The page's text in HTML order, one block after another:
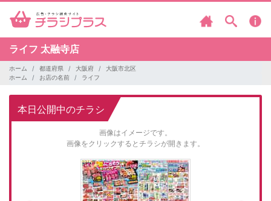
ライフ 太融寺店
ホーム 都道府県 大阪府
大阪市北区
ホーム
お店の名前 ライフ
本日公開中のチラシ
画像はイメージです。
画像をクリックするとチラシが開きます。